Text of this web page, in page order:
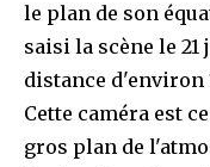
le plan de son
saisi la scène le
distance
Cette caméra est
gros plan de